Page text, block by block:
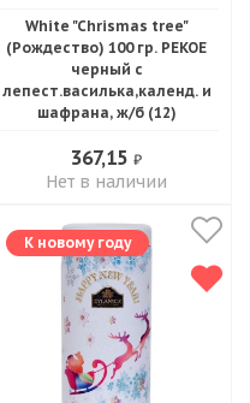
White "Chrismas tree"
(Рождество) 100 гр. PEKOE
черный с
лепест.василька,календ. и
шафрана, ж/б (12)
367,15 ₽
Нет в наличии
К новому году